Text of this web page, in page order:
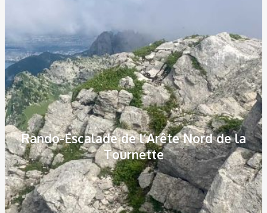
Rando-Escalade de l’Arête Nord de la
Tournette